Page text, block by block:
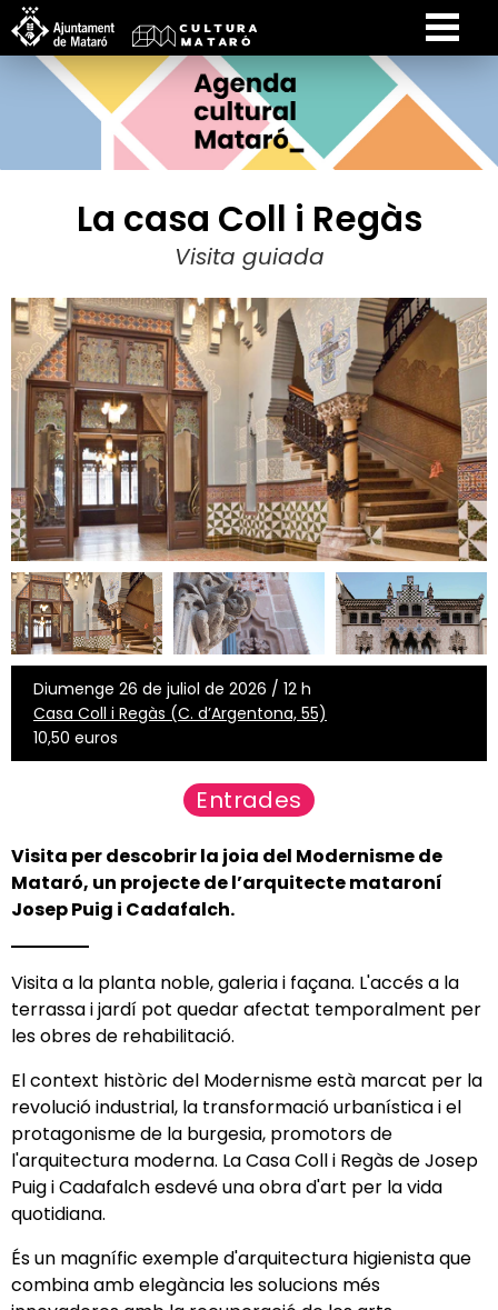
La casa Coll i Regàs
Visita guiada
Diumenge 26 de juliol de 2026 / 12 h
Casa Coll i Regàs (C. d’Argentona, 55)
10,50 euros
Entrades
Visita per descobrir la joia del Modernisme de
Mataró, un projecte de l’arquitecte mataroní
Josep Puig i Cadafalch.
Visita a la planta noble, galeria i façana. L'accés a la
terrassa i jardí pot quedar afectat temporalment per
les obres de rehabilitació.
El context històric del Modernisme està marcat per la
revolució industrial, la transformació urbanística i el
protagonisme de la burgesia, promotors de
l'arquitectura moderna. La Casa Coll i Regàs de Josep
Puig i Cadafalch esdevé una obra d'art per la vida
quotidiana.
És un magnífic exemple d'arquitectura higienista que
combina amb elegància les solucions més